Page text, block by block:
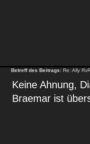
Betreff des Beitrags: Re: Ally
Keine Ahnung,
Braemar ist